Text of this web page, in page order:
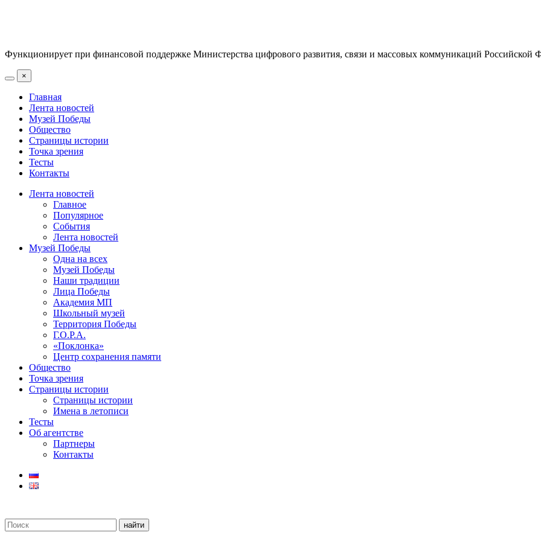
Функционирует при финансовой поддержке Министерства цифрового развития, связи и массовых коммуникаций Российской
×
Главная
Лента новостей
Музей Победы
Общество
Страницы истории
Точка зрения
Тесты
Контакты
Лента новостей
Главное
Популярное
События
Лента новостей
Музей Победы
Одна на всех
Музей Победы
Наши традиции
Лица Победы
Академия МП
Школьный музей
Территория Победы
Г.О.Р.А.
«Поклонка»
Центр сохранения памяти
Общество
Точка зрения
Страницы истории
Страницы истории
Имена в летописи
Тесты
Об агентстве
Партнеры
Контакты